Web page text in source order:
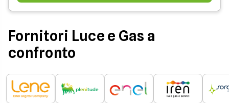
Fornitori Luce e Gas a
confronto